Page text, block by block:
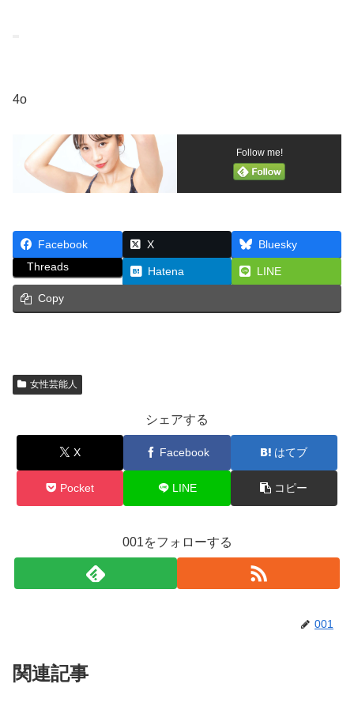
4o
Follow me!
Facebook X
Bluesky
Threads
Hatena LINE
Copy
女性芸能人
シェアする
X Facebook はてブ
Pocket LINE コピー
001をフォローする
001
関連記事